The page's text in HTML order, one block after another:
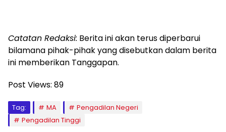
Catatan Redaksi: Berita ini akan terus diperbarui
bilamana pihak-pihak yang disebutkan dalam berita
ini memberikan Tanggapan.
Post Views: 89
Tag: MA
Pengadilan Negeri
Pengadilan Tinggi